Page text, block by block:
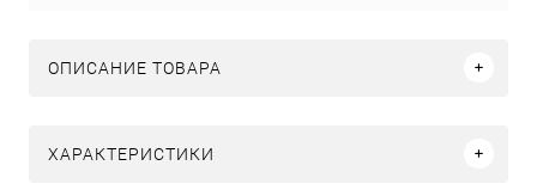
ОПИСАНИЕ ТОВАРА
ХАРАКТЕРИСТИКИ